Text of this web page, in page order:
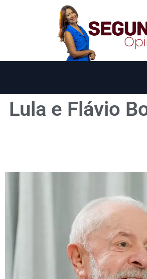
Lula e Flávio